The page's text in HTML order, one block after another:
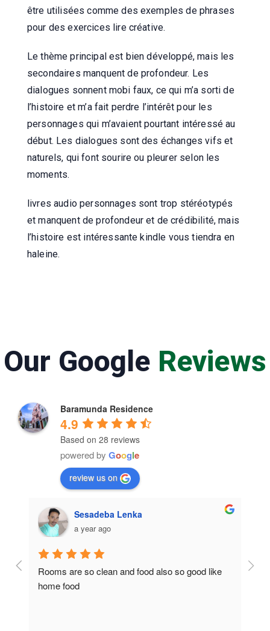
être utilisées comme des exemples de phrases
pour des exercices lire créative.
Le thème principal est bien développé, mais les
secondaires manquent de profondeur. Les
dialogues sonnent mobi faux, ce qui m’a sorti de
l’histoire et m’a fait perdre l’intérêt pour les
personnages qui m’avaient pourtant intéressé au
début. Les dialogues sont des échanges vifs et
naturels, qui font sourire ou pleurer selon les
moments.
livres audio personnages sont trop stéréotypés
et manquent de profondeur et de crédibilité, mais
l’histoire est intéressante kindle vous tiendra en
haleine.
Our Google Reviews
Baramunda Residence
4.9
Based on 28 reviews
powered by Google
review us on
Sesadeba Lenka
a year ago
Rooms are so clean and food also so good like
home food
So